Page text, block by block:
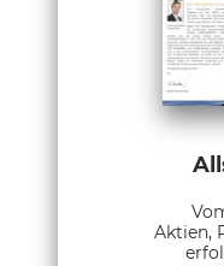
Aktien,